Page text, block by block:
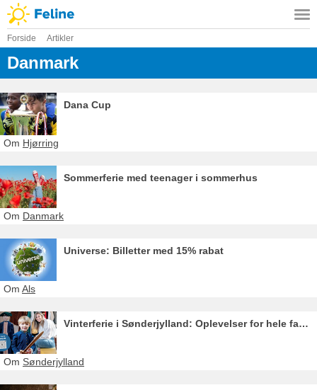
Forside Artikler
Danmark
Dana Cup
Om Hjørring
Sommerferie med teenager i sommerhus
Om Danmark
Universe: Billetter med 15% rabat
Om Als
Vinterferie i Sønderjylland: Oplevelser for hele familien
Om Sønderjylland